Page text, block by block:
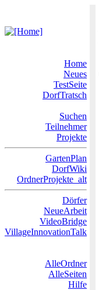
Home
Neues
TestSeite
DorfTratsch
Suchen
Teilnehmer
Projekte
GartenPlan
DorfWiki
OrdnerProjekte_alt
Dörfer
NeueArbeit
VideoBridge
VillageInnovationTalk
AlleOrdner
AlleSeiten
Hilfe